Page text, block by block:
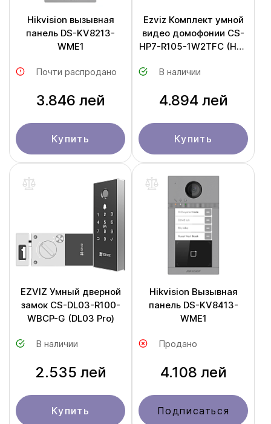
Hikvision вызывная
панель DS-KV8213-
WME1
Почти распродано
3.846 лей
Купить
Ezviz Комплект умной
видео домофонии CS-
HP7-R105-1W2TFC (HP7
В наличии
4.894 лей
Купить
EZVIZ Умный дверной
замок CS-DL03-R100-
WBCP-G (DL03 Pro)
В наличии
2.535 лей
Купить
Hikvision Вызывная
панель DS-KV8413-
WME1
Продано
4.108 лей
Подписаться